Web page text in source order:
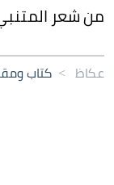
من شعر
عكاظ > كتاب